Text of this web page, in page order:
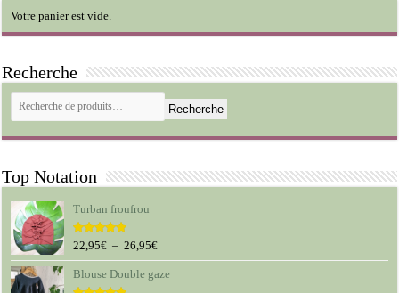
la
du
produit
Votre panier est vide.
Recherche
Recherche
Top Notation
Turban froufrou
Note5.00
sur 5
22,95€ – 26,95€Plage
de
prix :
Blouse Double gaze